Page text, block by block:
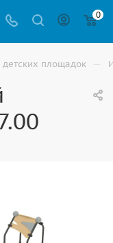
0
площадок —